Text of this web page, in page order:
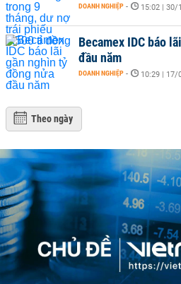
DOANH NGHIỆP - 15:02 | 30/
Becamex IDC báo
đầu năm
DOANH NGHIỆP - 10:29 | 17/
Theo ngày